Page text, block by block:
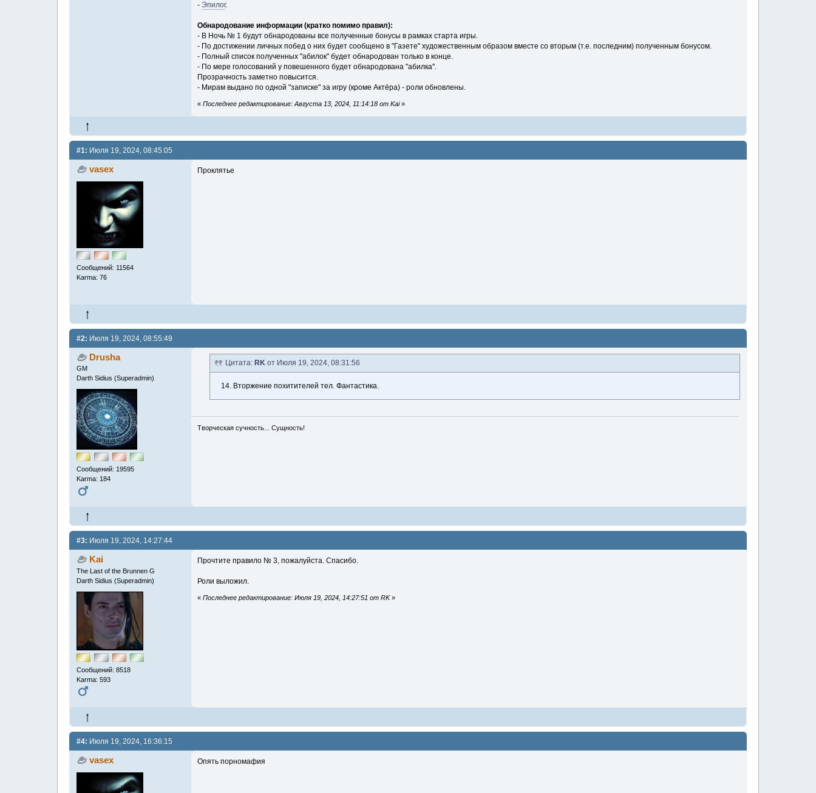
- Эпилог.
Обнародование информации (кратко помимо правил):
- В Ночь № 1 будут обнародованы все полученные бонусы в рамках старта игры.
- По достижении личных побед о них будет сообщено в "Газете" художественным образом вместе со вторым (т.е. последним) полученным бонусом.
- Полный список полученных "абилок" будет обнародован только в конце.
- По мере голосований у повешенного будет обнародована "абилка".
Прозрачность заметно повысится.
- Мирам выдано по одной "записке" за игру (кроме Актёра) - роли обновлены.
«Последнее редактирование: Августа 13, 2024, 11:14:18 от Kai»
#1: Июля 19, 2024, 08:45:05
vasex
Сообщений: 11564
Karma: 76
Проклятье
#2: Июля 19, 2024, 08:55:49
Drusha
GM
Darth Sidius (Superadmin)
Сообщений: 19595
Karma: 184
Цитата: RK от Июля 19, 2024, 08:31:56
14. Вторжение похитителей тел. Фантастика.
Творческая сучность... Сущность!
#3: Июля 19, 2024, 14:27:44
Kai
The Last of the Brunnen G
Darth Sidius (Superadmin)
Сообщений: 8518
Karma: 593
Прочтите правило № 3, пожалуйста. Спасибо.
Роли выложил.
«Последнее редактирование: Июля 19, 2024, 14:27:51 от RK»
#4: Июля 19, 2024, 16:36:15
vasex Опять порномафия